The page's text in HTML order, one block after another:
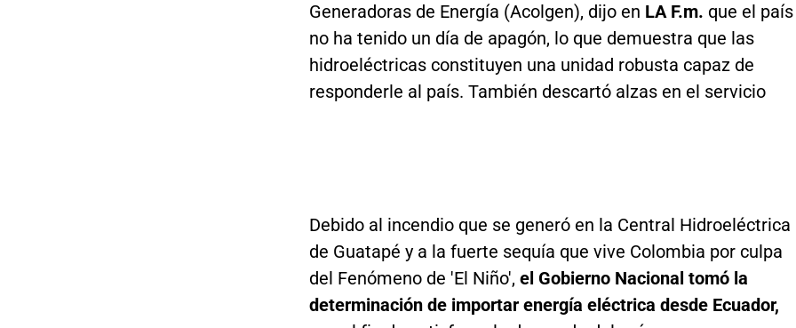
Generadoras de Energía (Acolgen), dijo en LA F.m. que el país
no ha tenido un día de apagón, lo que demuestra que las
hidroeléctricas constituyen una unidad robusta capaz de
responderle al país. También descartó alzas en el servicio
Debido al incendio que se generó en la Central Hidroeléctrica
de Guatapé y a la fuerte sequía que vive Colombia por culpa
del Fenómeno de 'El Niño', el Gobierno Nacional tomó la
determinación de importar energía eléctrica desde Ecuador,